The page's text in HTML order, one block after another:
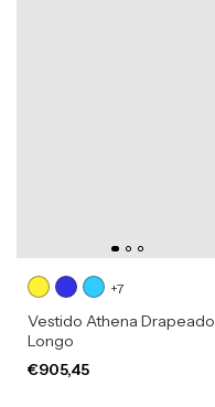
+7
Vestido Athena Drapeado
Longo
€905,45